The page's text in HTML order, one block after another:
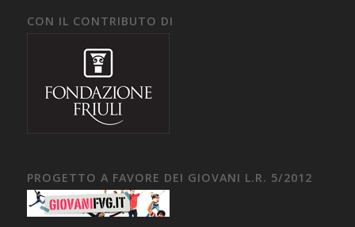
CON IL CONTRIBUTO DI
PROGETTO A FAVORE DEI GIOVANI L.R. 5/2012